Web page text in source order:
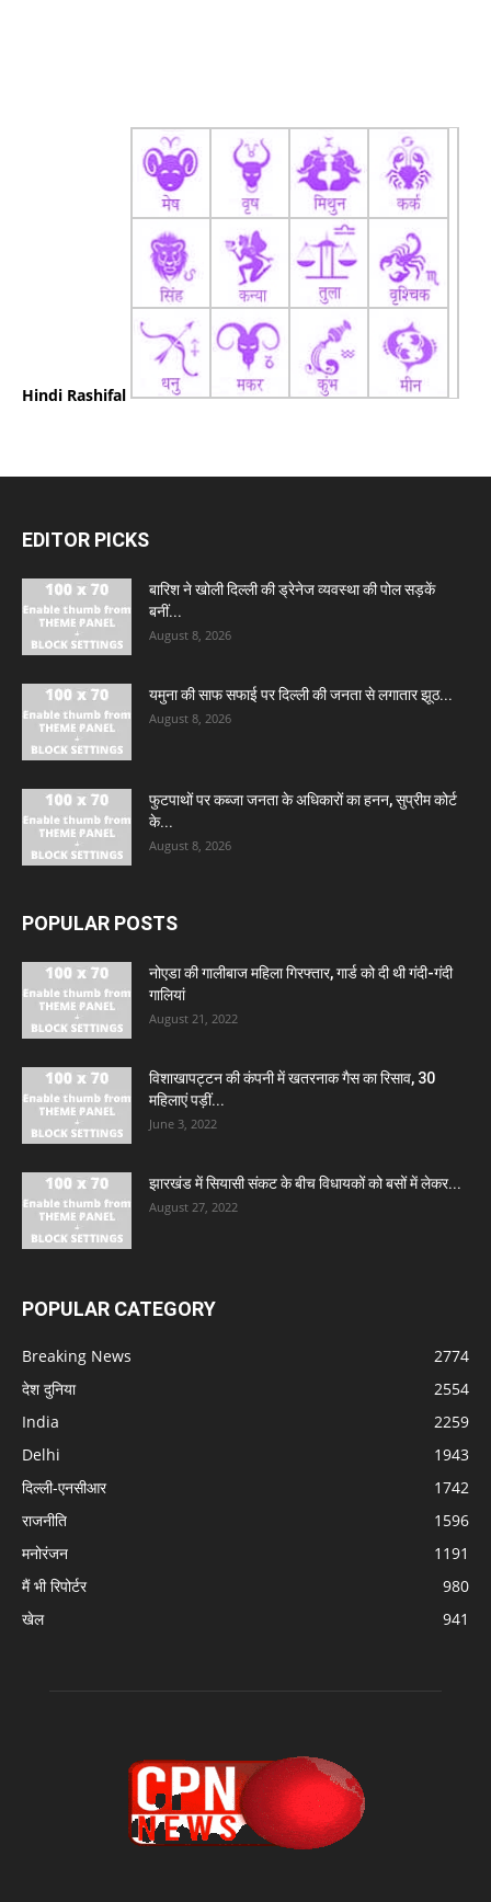
Hindi Rashifal
EDITOR PICKS
बारिश ने खोली दिल्ली की ड्रेनेज व्यवस्था की पोल सड़कें
बनीं...
August 8, 2026
यमुना की साफ सफाई पर दिल्ली की जनता से लगातार झूठ...
August 8, 2026
फुटपाथों पर कब्जा जनता के अधिकारों का हनन, सुप्रीम कोर्ट
के...
August 8, 2026
POPULAR POSTS
नोएडा की गालीबाज महिला गिरफ्तार, गार्ड को दी थी गंदी-गंदी
गालियां
August 21, 2022
विशाखापट्टन की कंपनी में खतरनाक गैस का रिसाव, 30
महिलाएं पड़ीं...
June 3, 2022
झारखंड में सियासी संकट के बीच विधायकों को बसों में लेकर...
August 27, 2022
POPULAR CATEGORY
Breaking News
2774
देश दुनिया
2554
India
2259
Delhi
1943
दिल्ली-एनसीआर
1742
राजनीति
1596
मनोरंजन
1191
मैं भी रिपोर्टर
980
खेल
941